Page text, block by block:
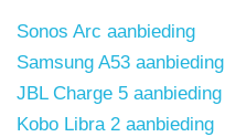
Sonos Arc aanbieding
Samsung A53 aanbieding
JBL Charge 5 aanbieding
Kobo Libra 2 aanbieding